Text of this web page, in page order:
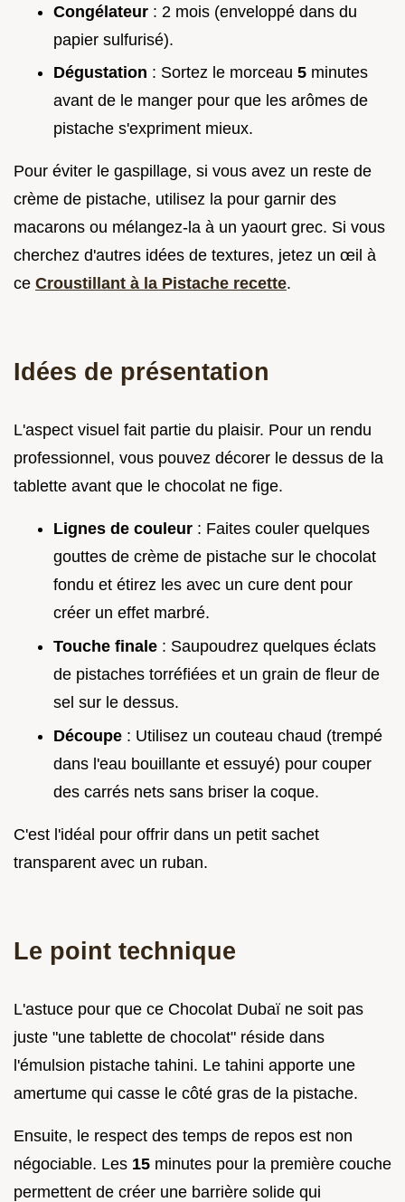
Congélateur : 2 mois (enveloppé dans du
papier sulfurisé).
Dégustation : Sortez le morceau 5 minutes
avant de le manger pour que les arômes de
pistache s'expriment mieux.
Pour éviter le gaspillage, si vous avez un reste de
crème de pistache, utilisez la pour garnir des
macarons ou mélangez-la à un yaourt grec. Si vous
cherchez d'autres idées de textures, jetez un œil à
ce Croustillant à la Pistache recette.
Idées de présentation
L'aspect visuel fait partie du plaisir. Pour un rendu
professionnel, vous pouvez décorer le dessus de la
tablette avant que le chocolat ne fige.
Lignes de couleur : Faites couler quelques
gouttes de crème de pistache sur le chocolat
fondu et étirez les avec un cure dent pour
créer un effet marbré.
Touche finale : Saupoudrez quelques éclats
de pistaches torréfiées et un grain de fleur de
sel sur le dessus.
Découpe : Utilisez un couteau chaud (trempé
dans l'eau bouillante et essuyé) pour couper
des carrés nets sans briser la coque.
C'est l'idéal pour offrir dans un petit sachet
transparent avec un ruban.
Le point technique
L'astuce pour que ce Chocolat Dubaï ne soit pas
juste "une tablette de chocolat" réside dans
l'émulsion pistache tahini. Le tahini apporte une
amertume qui casse le côté gras de la pistache.
Ensuite, le respect des temps de repos est non
négociable. Les 15 minutes pour la première couche
permettent de créer une barrière solide qui